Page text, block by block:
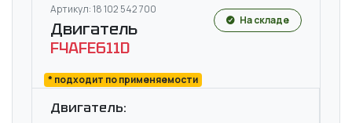
Артикул: 18 102 542 700
Двигатель
F4AFE611D
* подходит по применяемости
На складе
Двигатель: